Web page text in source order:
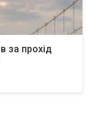
за прохід